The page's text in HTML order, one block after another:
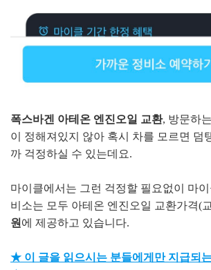
폭스바겐 아테온 엔진오일 교환, 방문하
이 정해져있지 않아 혹시 차를 모르면 덤
까 걱정하실 수 있는데요.
마이클에서는 그런 걱정할 필요없이 마
비소는 모두 아테온 엔진오일 교환가격(
원 에 제공하고 있습니다.
★ 이 글을 읽으시는 분들에게만 지급되